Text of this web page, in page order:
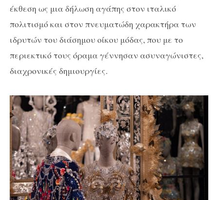
έκθεση ως μια δήλωση αγάπης στον ιταλικό
πολιτισμό και στον πνευματώδη χαρακτήρα των
ιδρυτών του διάσημου οίκου μόδας, που με το
περιεκτικό τους όραμα γέννησαν ασυναγώνιστες,
διαχρονικές δημιουργίες.